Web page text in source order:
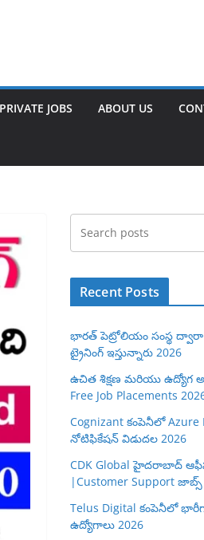
PRIVATE JOBS ABOUT US
Recent Posts
భారత్ పెట్రోలియం సంస్థ
ట్రైనింగ్ ఇస్తున్నారు 2026
ఉచిత శిక్షణ మరియు ఉద్యోగ
Free Job Placements
Cognizant కంపెనీలో
నోటిఫికేషన్ విడుదల 2026
CDK Global హైదరాబాద్
|Customer Support జాబ్స్
Telus Digital కంపెనీలో
ఉద్యోగాలు 2026